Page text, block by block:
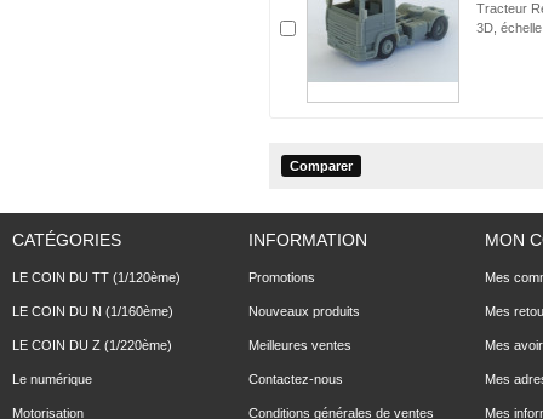
Tracteur
3D,
CATÉGORIES
LE COIN DU TT (1/120ème)
LE COIN DU N (1/160ème)
LE COIN DU Z (1/220ème)
Le numérique
Motorisation
INFORMATION
Promotions
Nouveaux produits
Meilleures ventes
Contactez-nous
Conditions générales de ventes
MON
Mes
Mes
Mes
Mes
Mes